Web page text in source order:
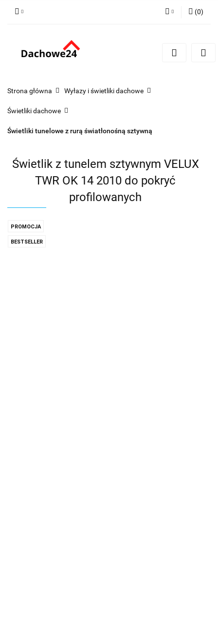
Zarejestruj się
(0)
Strona główna Wyłazy i świetliki dachowe
Świetliki dachowe
Świetliki tunelowe z rurą światłonośną sztywną
Świetlik z tunelem sztywnym VELUX
TWR OK 14 2010 do pokryć
profilowanych
PROMOCJA
BESTSELLER